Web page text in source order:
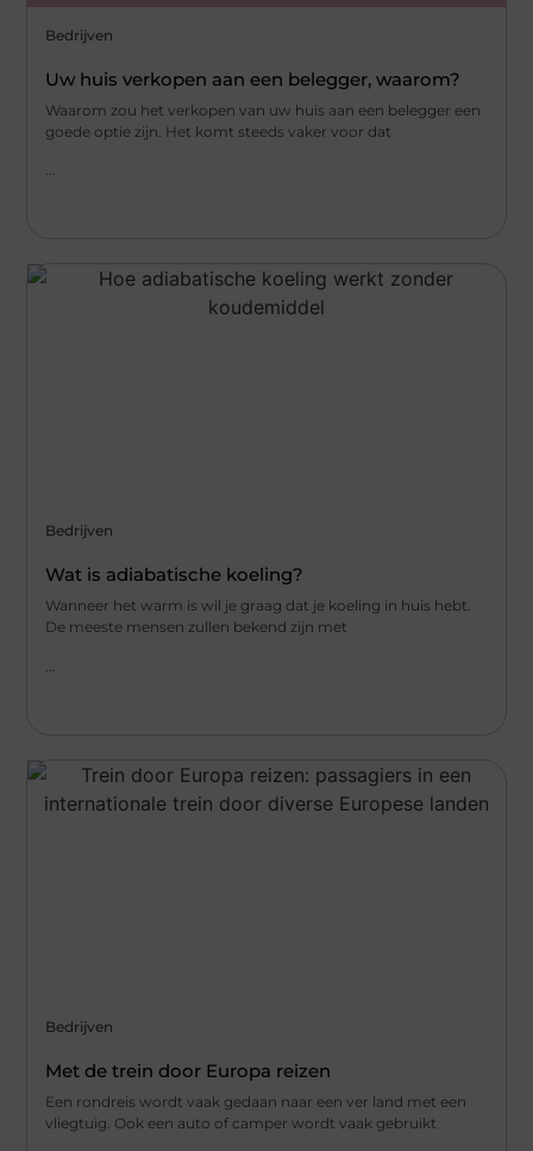
Bedrijven
Uw huis verkopen aan een belegger, waarom?
Waarom zou het verkopen van uw huis aan een belegger een
goede optie zijn. Het komt steeds vaker voor dat
...
Bedrijven
Wat is adiabatische koeling?
Wanneer het warm is wil je graag dat je koeling in huis hebt.
De meeste mensen zullen bekend zijn met
Bedrijven
Met de trein door Europa reizen
Een rondreis wordt vaak gedaan naar een ver land met een
vliegtuig. Ook een auto of camper wordt vaak gebruikt